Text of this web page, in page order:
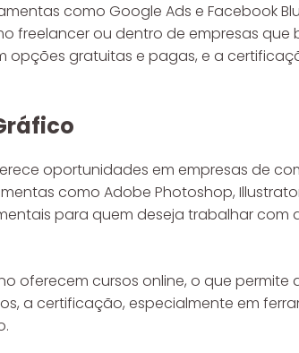
como Google Ads e Facebook
freelancer ou dentro de empresas que
opções gratuitas e pagas, e a
oportunidades em empresas de
como Adobe Photoshop,
para quem deseja trabalhar com
oferecem cursos online, o que permite
a certificação, especialmente em